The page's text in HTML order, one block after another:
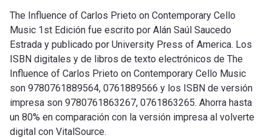
The Influence of Carlos Prieto on Contemporary Cello
Music 1st Edición fue escrito por Alán Saúl Saucedo
Estrada y publicado por University Press of America. Los
ISBN digitales y de libros de texto electrónicos de The
Influence of Carlos Prieto on Contemporary Cello Music
son 9780761889564, 0761889566 y los ISBN de versión
impresa son 9780761863267, 0761863265. Ahorra hasta
un 80% en comparación con la versión impresa al volverte
digital con VitalSource.